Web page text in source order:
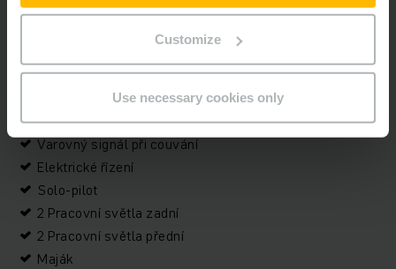
Customize
Use necessary cookies only
Aquamatik
Boční výměna baterie
Počítadlo motohodin s indikátorem stavu baterie
Varovný signál při couvání
Elektrické řízení
Solo-pilot
2 Pracovní světla zadní
2 Pracovní světla přední
Maják